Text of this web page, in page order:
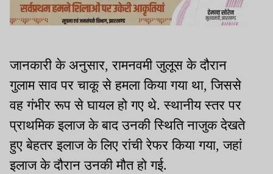
जानकारी के अनुसार, रामनवमी जुलूस के दौरान
गुलाम साव पर चाकू से हमला किया गया था, जिससे
वह गंभीर रूप से घायल हो गए थे. स्थानीय स्तर पर
प्राथमिक इलाज के बाद उनकी स्थिति नाजुक देखते
हुए बेहतर इलाज के लिए रांची रेफर किया गया, जहां
इलाज के दौरान उनकी मौत हो गई.